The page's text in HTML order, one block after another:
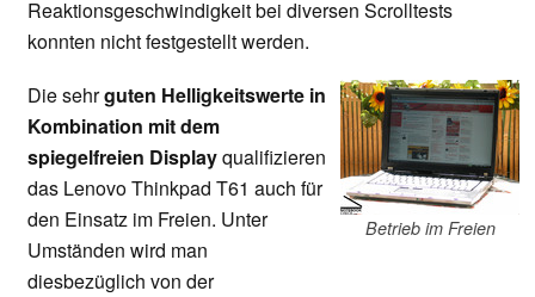
Reaktionsgeschwindigkeit bei diversen Scrolltests
konnten nicht festgestellt werden.
Betrieb im Freien
Die sehrguten Helligkeitswerte in
Kombination mit dem
spiegelfreien Displayqualifizieren
das Lenovo Thinkpad T61 auch für
den Einsatz im Freien. Unter
Umständen wird man
diesbezüglich von der